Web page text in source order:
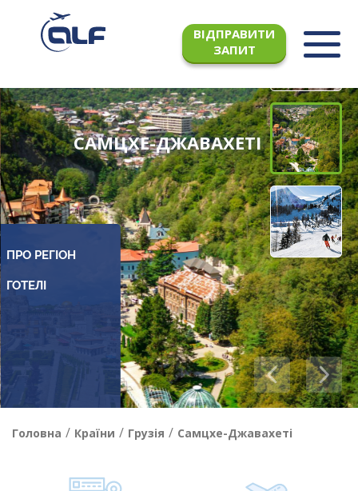
ВІДПРАВИТИ
ЗАПИТ
САМЦХЕ-ДЖАВАХЕТІ
ПРО РЕГІОН
Головна / Країни / Грузія / Самцхе-Джавахеті